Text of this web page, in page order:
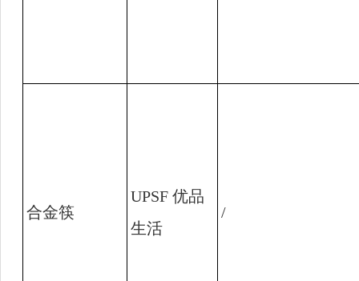
合金筷
UPSF 优品
生活
/